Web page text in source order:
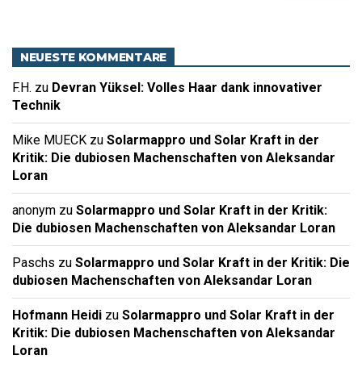
NEUESTE KOMMENTARE
F.H. zu Devran Yüksel: Volles Haar dank innovativer
Technik
Mike MUECK zu Solarmappro und Solar Kraft in der
Kritik: Die dubiosen Machenschaften von Aleksandar
Loran
anonym zu Solarmappro und Solar Kraft in der Kritik:
Die dubiosen Machenschaften von Aleksandar Loran
Paschs zu Solarmappro und Solar Kraft in der Kritik: Die
dubiosen Machenschaften von Aleksandar Loran
Hofmann Heidi zu Solarmappro und Solar Kraft in der
Kritik: Die dubiosen Machenschaften von Aleksandar
Loran